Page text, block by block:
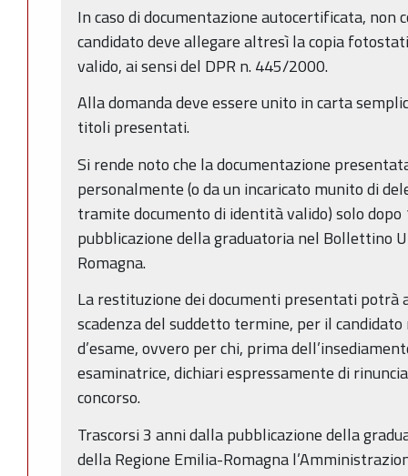
In caso di documentazione autocertificata, non
candidato deve allegare altresì la copia
valido, ai sensi del DPR n. 445/2000.
Alla domanda deve essere unito in carta
titoli presentati.
Si rende noto che la documentazione
personalmente (o da un incaricato munito di
tramite documento di identità valido) solo
pubblicazione della graduatoria nel Bollettino
Romagna.
La restituzione dei documenti presentati potrà
scadenza del suddetto termine, per il
d’esame, ovvero per chi, prima
esaminatrice, dichiari espressamente di
concorso.
Trascorsi 3 anni dalla pubblicazione della
della Regione Emilia-Romagna